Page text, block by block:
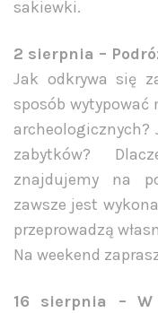
sakiewki.
2 sierpnia –
Jak odkrywa się
sposób wytypować
archeologicznych?
zabytków?
znajdujemy na
zawsze jest
przeprowadzą
Na weekend
16 sierpnia –